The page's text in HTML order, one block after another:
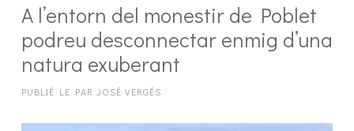
A l’entorn del monestir de Poblet
podreu desconnectar enmig d’una
natura exuberant
PUBLIÉ LE PAR JOSÉ VERGÉS